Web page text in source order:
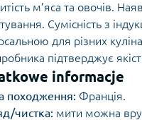
м’яса та овочів.
Сумісність з
для різних
підтверджує
informacje
походження: Франція.
чистка: мити можна